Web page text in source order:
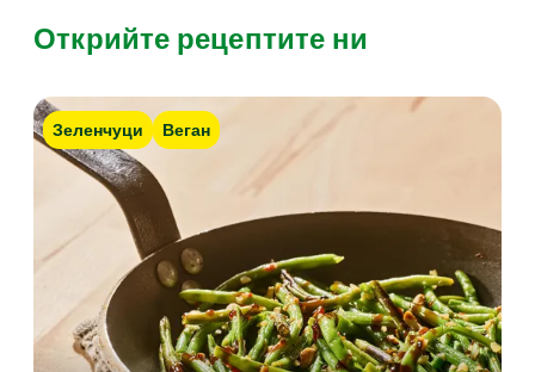
Открийте рецептите ни
Зеленчуци Веган